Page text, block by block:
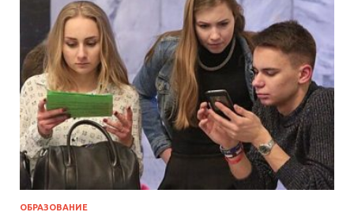
ОБРАЗОВАНИЕ